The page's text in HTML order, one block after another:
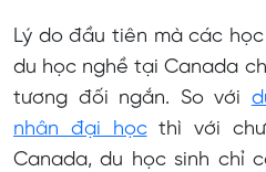
Lý do đầu tiên mà các
du học nghề tại Canada
tương đối ngắn. So với
nhân đại họcthì với
Canada, du học sinh chỉ